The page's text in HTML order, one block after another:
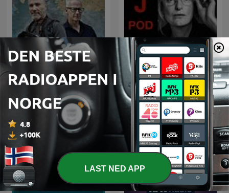
Grenseløs J-POD
LAST NED APP